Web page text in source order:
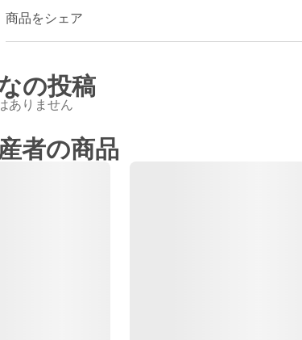
商品をシェア
の投稿
ありません
者の商品